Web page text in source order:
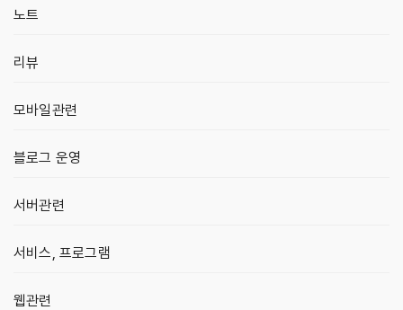
노트
리뷰
모바일관련
블로그 운영
서버관련
서비스, 프로그램
웹관련